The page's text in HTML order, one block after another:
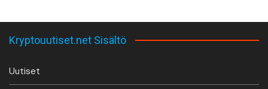
Kryptouutiset.net Sisältö
Uutiset